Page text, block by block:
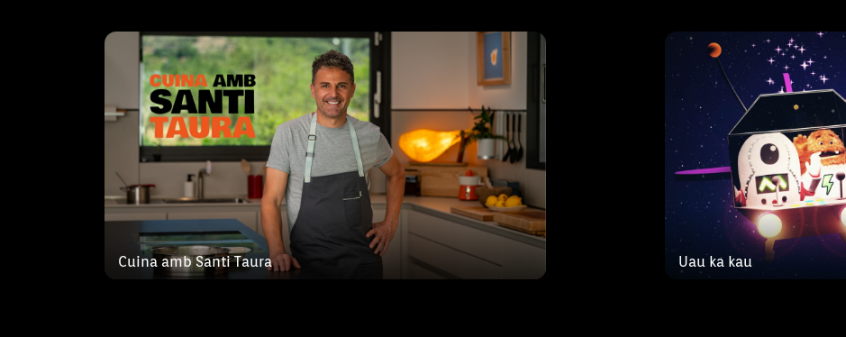
Cuina amb Santi Taura Uau ka kau